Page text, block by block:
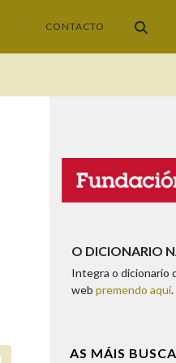
CONTACTO
O DICIONARIO
Integra o dicionario
web premendo aquí.
AS MÁIS